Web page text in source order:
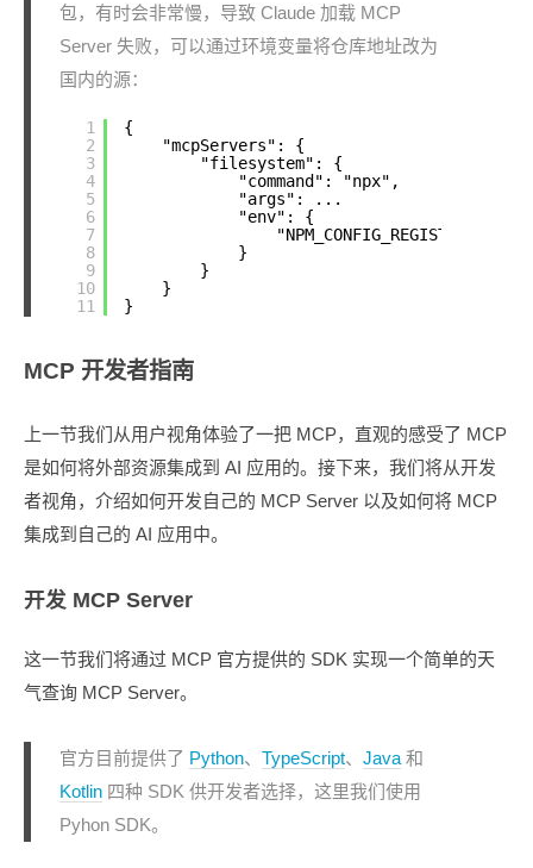
包，有时会非常慢，导致 Claude 加载 MCP
Server 失败，可以通过环境变量将仓库地址改为
国内的源：
1
2
3
4
5
6
7
8
9
10
11
{
"mcpServers": {
"filesystem": {
"command": "npx",
"args": ...
"env": {
"NPM_CONFIG_REGISTRY": "
}
}
}
}
MCP 开发者指南
上一节我们从用户视角体验了一把 MCP，直观的感受了 MCP
是如何将外部资源集成到 AI 应用的。接下来，我们将从开发
者视角，介绍如何开发自己的 MCP Server 以及如何将 MCP
集成到自己的 AI 应用中。
开发 MCP Server
这一节我们将通过 MCP 官方提供的 SDK 实现一个简单的天
气查询 MCP Server。
官方目前提供了 Python、 TypeScript、 Java 和
Kotlin 四种 SDK 供开发者选择，这里我们使用
Pyhon SDK。